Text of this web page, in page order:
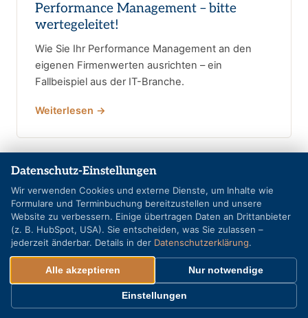
Performance Management – bitte
wertegeleitet!
Wie Sie Ihr Performance Management an den
eigenen Firmenwerten ausrichten – ein
Fallbeispiel aus der IT-Branche.
Weiterlesen →
Datenschutz-Einstellungen
Wir verwenden Cookies und externe Dienste, um Inhalte wie
Formulare und Terminbuchung bereitzustellen und unsere
Website zu verbessern. Einige übertragen Daten an Drittanbieter
(z. B. HubSpot, USA). Sie entscheiden, was Sie zulassen –
jederzeit änderbar. Details in der Datenschutzerklärung.
Alle akzeptieren Nur notwendige
Einstellungen